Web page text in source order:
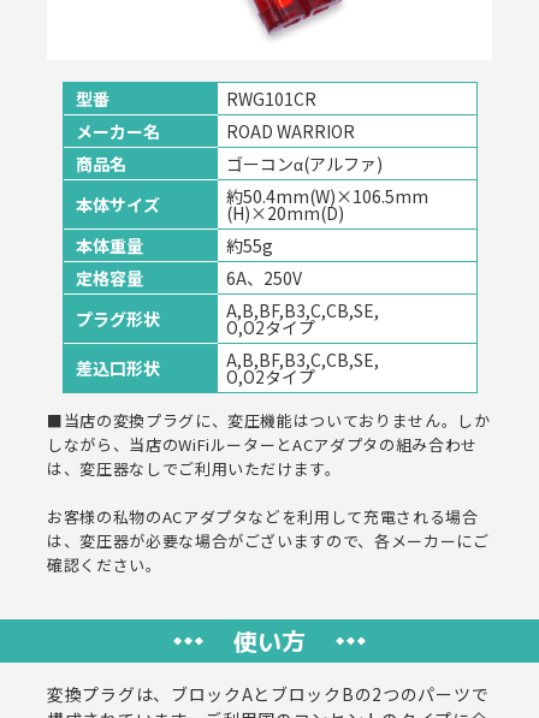
型番
RWG101CR
メーカー名
ROAD WARRIOR
商品名
ゴーコンα(アルファ)
本体サイズ
約50.4mm(W)×106.5mm
(H)×20mm(D)
本体重量
約55g
定格容量
6A、250V
プラグ形状
A,B,BF,B3,C,CB,SE,
O,O2タイプ
差込口形状
A,B,BF,B3,C,CB,SE,
O,O2タイプ
■当店の変換プラグに、変圧機能はついておりません。しか
しながら、当店のWiFiルーターとACアダプタの組み合わせ
は、変圧器なしでご利用いただけます。
お客様の私物のACアダプタなどを利用して充電される場合
は、変圧器が必要な場合がございますので、各メーカーにご
確認ください。
使い方
変換プラグは、ブロックAとブロックBの2つのパーツで